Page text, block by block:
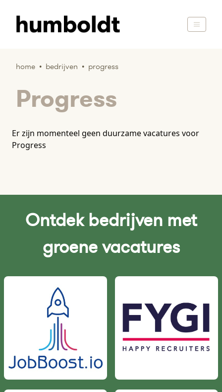
home • bedrijven • progress
Progress
Er zijn momenteel geen duurzame vacatures voor
Progress
Ontdek bedrijven met
groene vacatures